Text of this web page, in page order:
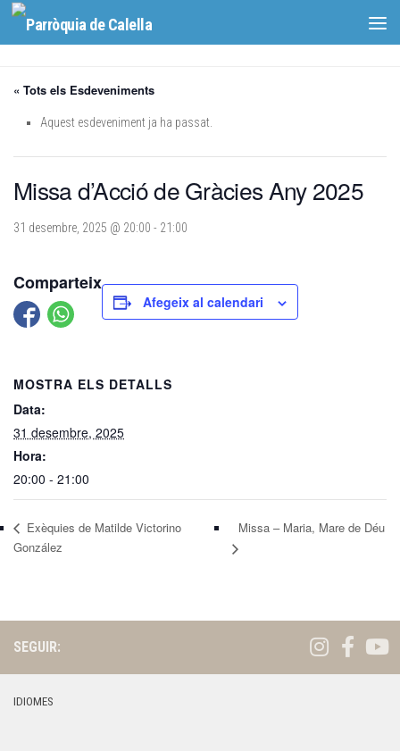
Skip to content
« Tots els Esdeveniments
Aquest esdeveniment ja ha passat.
Missa d’Acció de Gràcies Any 2025
31 desembre, 2025 @ 20:00 - 21:00
Comparteix
Afegeix al calendari
MOSTRA ELS DETALLS
Data:
31 desembre, 2025
Hora:
20:00 - 21:00
Exèquies de Matilde Victorino
González
Missa – Maria, Mare de Déu
SEGUIR:
IDIOMES